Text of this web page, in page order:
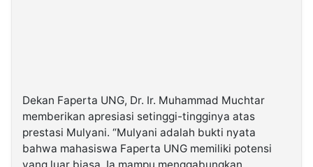
Dekan Faperta UNG, Dr. Ir. Muhammad Muchtar
memberikan apresiasi setinggi-tingginya atas
prestasi Mulyani. “Mulyani adalah bukti nyata
bahwa mahasiswa Faperta UNG memiliki potensi